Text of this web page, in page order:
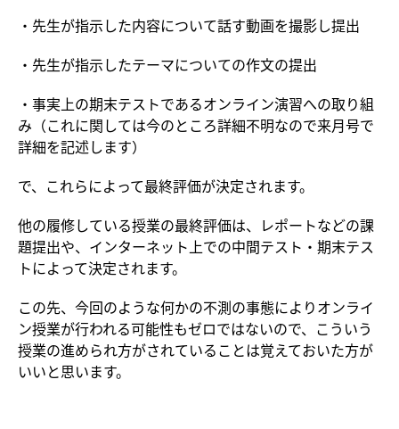
・先生が指示した内容について話す動画を撮影し提出
・先生が指示したテーマについての作文の提出
・事実上の期末テストであるオンライン演習への取り組
み（これに関しては今のところ詳細不明なので来月号で
詳細を記述します）
で、これらによって最終評価が決定されます。
他の履修している授業の最終評価は、レポートなどの課
題提出や、インターネット上での中間テスト・期末テス
トによって決定されます。
この先、今回のような何かの不測の事態によりオンライ
ン授業が行われる可能性もゼロではないので、こういう
授業の進められ方がされていることは覚えておいた方が
いいと思います。